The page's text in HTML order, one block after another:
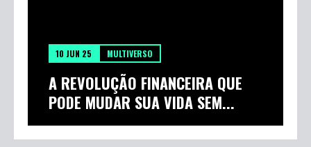
10 JUN 25 MULTIVERSO
A REVOLUÇÃO FINANCEIRA QUE
PODE MUDAR SUA VIDA SEM...